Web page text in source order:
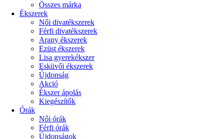
Összes márka
Ékszerek
Női divatékszerek
Férfi divatékszerek
Arany ékszerek
Ezüst ékszerek
Lisa gyerekékszer
Esküvői ékszerek
Újdonság
Akció
Ékszer ápolás
Kiegészítők
Órák
Női órák
Férfi órák
Újdonságok